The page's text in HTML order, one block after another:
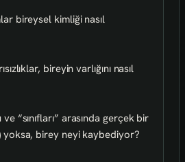
bireysel kimliği nasıl
bireyin varlığını nasıl
“sınıfları” arasında gerçek bir
yoksa, birey neyi kaybediyor?